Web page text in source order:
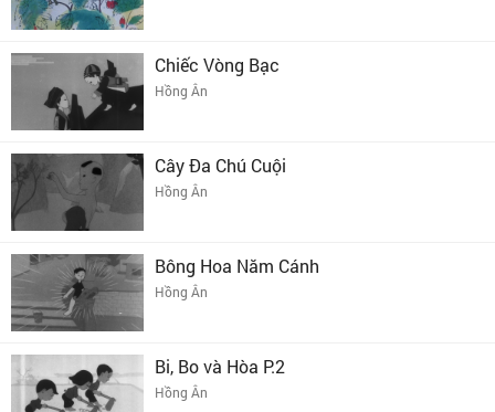
Chiếc Vòng Bạc
Hồng Ân
Cây Đa Chú Cuội
Hồng Ân
Bông Hoa Năm Cánh
Hồng Ân
Bi, Bo và Hòa P.2
Hồng Ân